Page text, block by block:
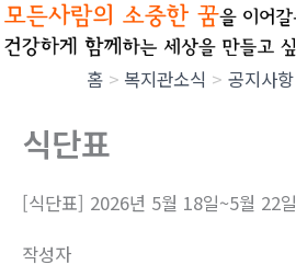
뛰
기
홈
복지관소식 공지사항
식단표
[식단표] 2026년 5월 18일~5월 22일
작성자